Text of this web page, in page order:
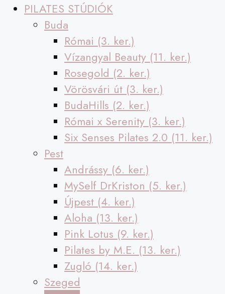
PILATES STÚDIÓK
Buda
Római (3. ker.)
Vízangyal Beauty (11. ker.)
Rosegold (2. ker.)
Vörösvári út (3. ker.)
BudaHills (2. ker.)
Római x Serenity (3. ker.)
Six Senses Pilates 2.0 (11. ker.)
Pest
Andrássy (6. ker.)
MySelf DrKriston (5. ker.)
Újpest (4. ker.)
Aloha (13. ker.)
Pink Lotus (9. ker.)
Pilates by M.E. (13. ker.)
Zugló (14. ker.)
Szeged